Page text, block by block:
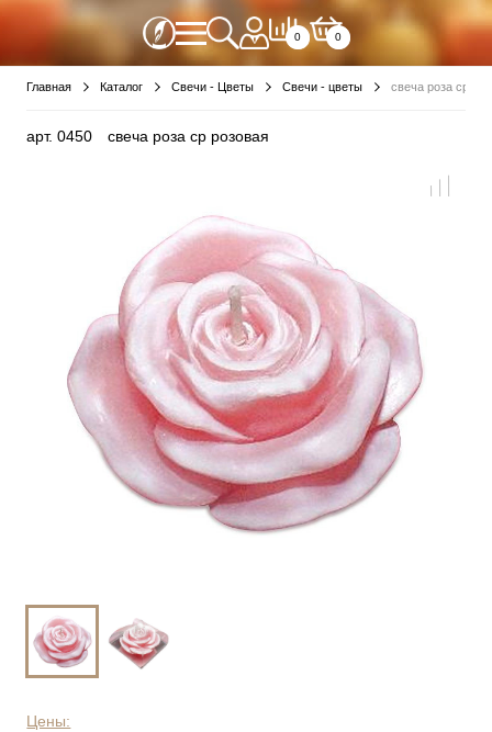
0 0
Главная Каталог Свечи - Цветы Свечи - цветы свеча роза ср
арт.0450 свеча роза ср розовая
Цены: